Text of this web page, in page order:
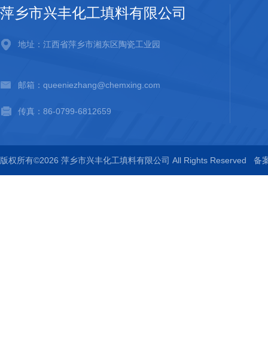
萍乡市兴丰化工填料有限公司
地址：江西省萍乡市湘东区陶瓷工业园
邮箱：queeniezhang@chemxing.com
传真：86-0799-6812659
版权所有©2026 萍乡市兴丰化工填料有限公司 All Rights Reserved 备